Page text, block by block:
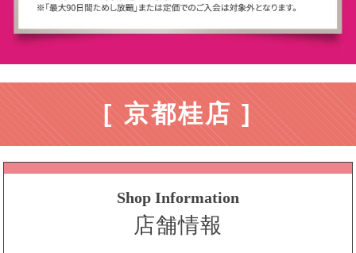
[ 京都桂店 ]
Shop Information
店舗情報